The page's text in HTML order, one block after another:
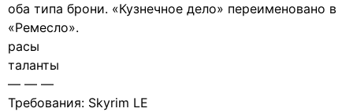
оба типа брони. «Кузнечное дело» переименовано в
«Ремесло».
расы
таланты
— — —
Требования: Skyrim LE